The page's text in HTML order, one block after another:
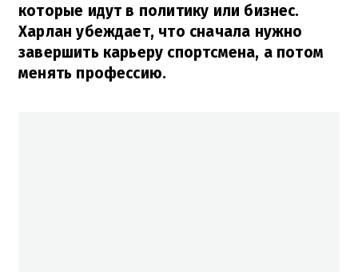
которые идут в политику или бизнес.
Харлан убеждает, что сначала нужно
завершить карьеру спортсмена, а потом
менять профессию.